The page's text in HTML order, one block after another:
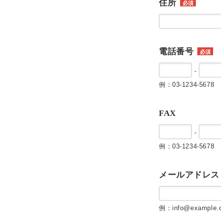
住所 必須
電話番号 必須
-
例：03-1234-5678
FAX
-
例：03-1234-5678
メールアドレス
例：